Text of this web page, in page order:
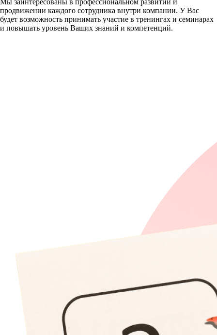
продвижении каждого сотрудника внутри компании. У Вас
будет возможность принимать участие в тренингах и семинарах
и повышать уровень Ваших знаний и компетенций.